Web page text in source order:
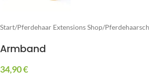
Start/Pferdehaar Extensions Shop/
Armband
34,90€